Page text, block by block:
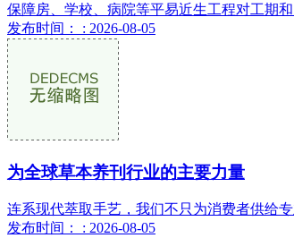
保障房、学校、病院等平易近生工程对工期
发布时间： : 2026-08-05
为全球草本养刊行业的主要力量
连系现代萃取手艺，我们不只为消费者供给
发布时间： : 2026-08-05